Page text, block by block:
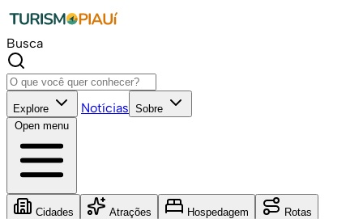
Busca
Explore Notícias Sobre
Open menu
Cidades Atrações Hospedagem Rotas